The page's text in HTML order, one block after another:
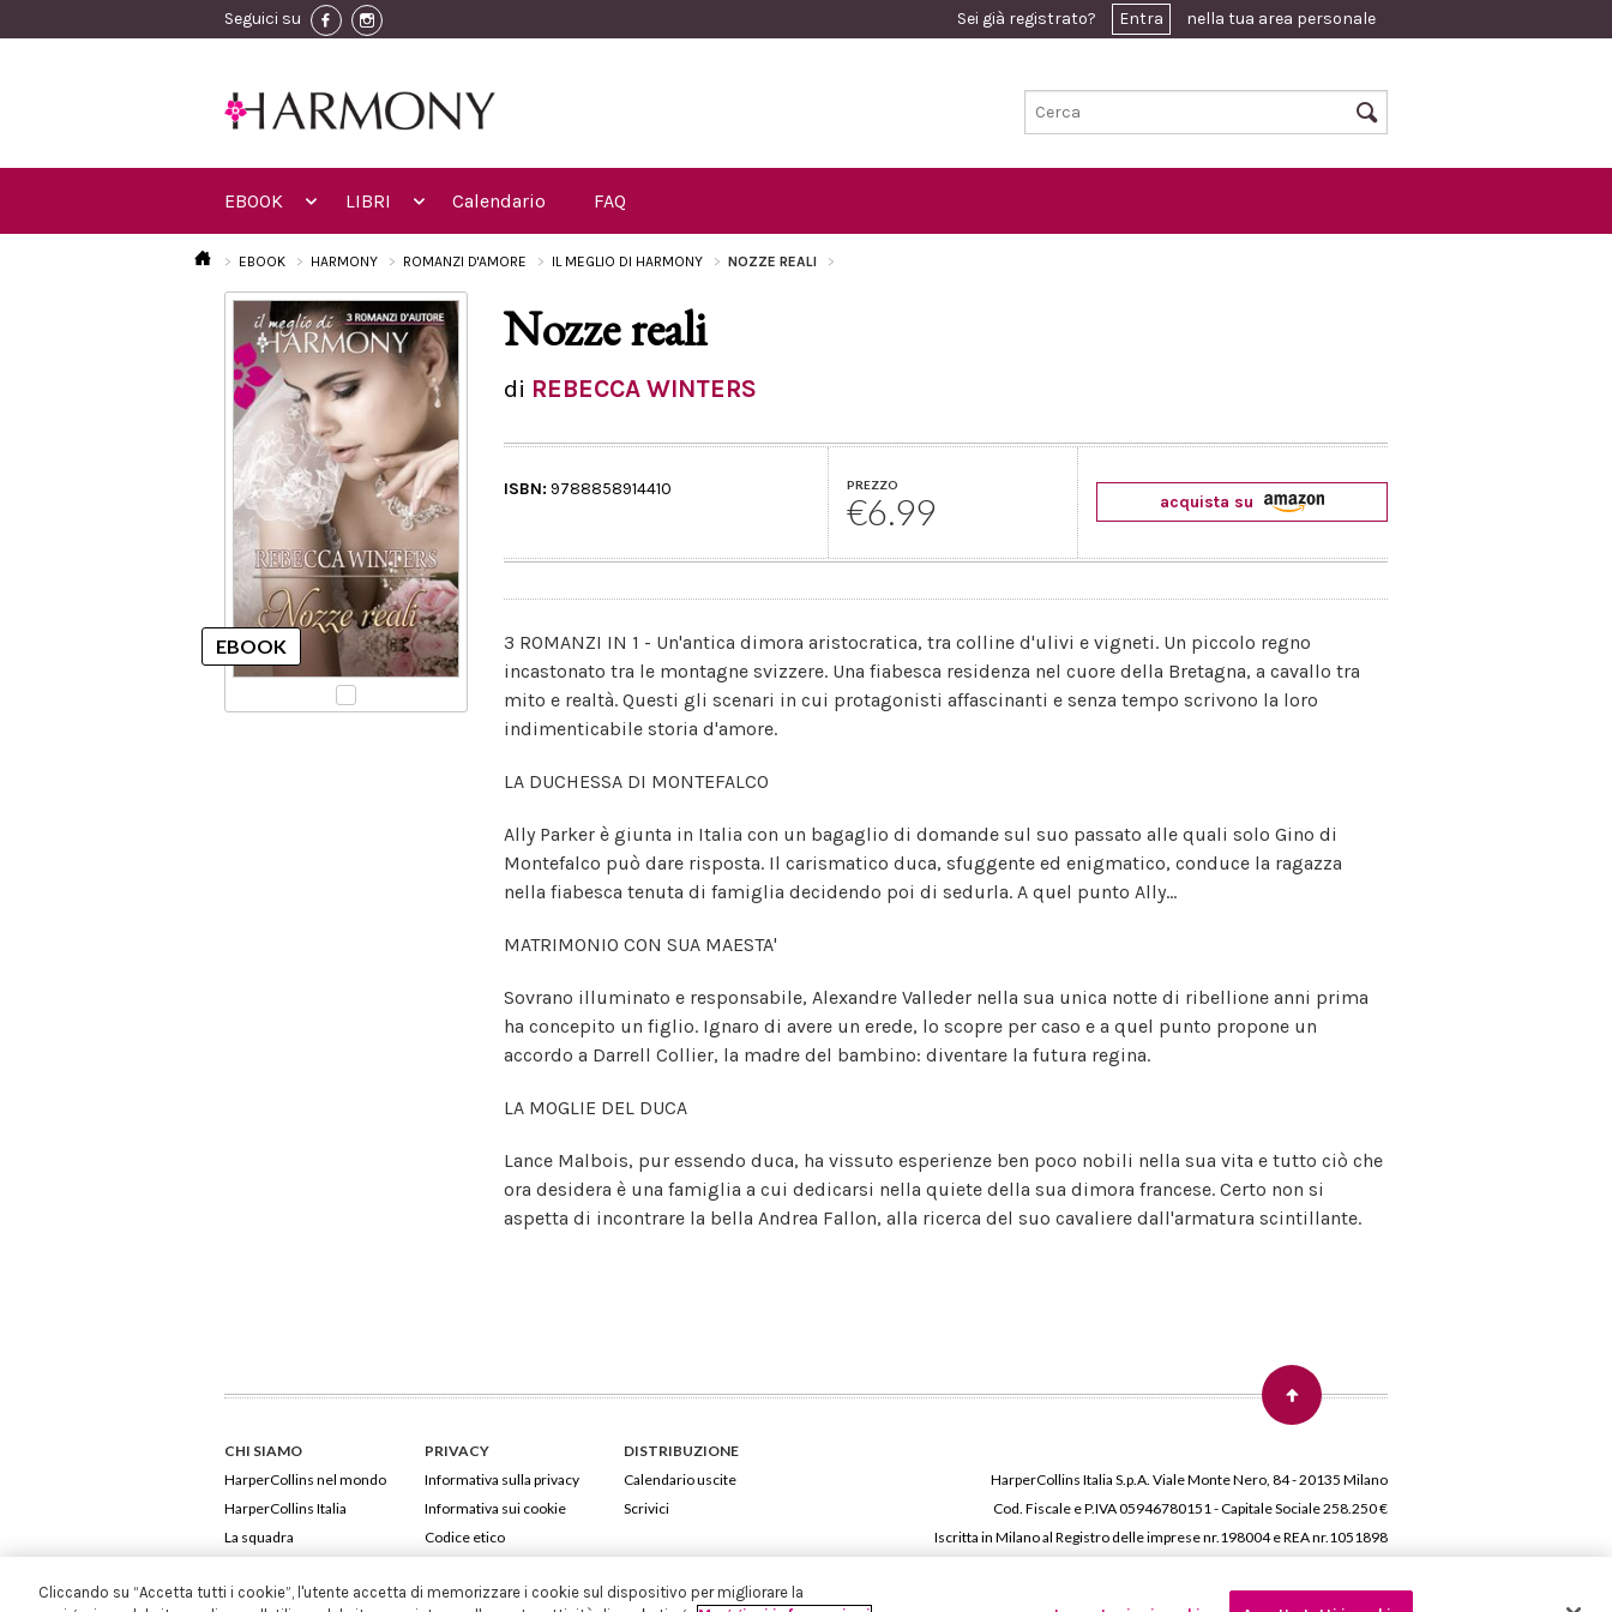
Seguici su Sei già registrato? Entra nella tua area personale
EBOOK LIBRI Calendario FAQ
EBOOK HARMONY ROMANZI D'AMORE IL MEGLIO DI HARMONY NOZZE REALI
Nozze reali
di REBECCA WINTERS
ISBN: 9788858914410 PREZZO
€6.99 acquista su
3 ROMANZI IN 1 - Un'antica dimora aristocratica, tra colline d'ulivi e vigneti. Un piccolo regno
incastonato tra le montagne svizzere. Una fiabesca residenza nel cuore della Bretagna, a cavallo tra
mito e realtà. Questi gli scenari in cui protagonisti affascinanti e senza tempo scrivono la loro
indimenticabile storia d'amore.
LA DUCHESSA DI MONTEFALCO
Ally Parker è giunta in Italia con un bagaglio di domande sul suo passato alle quali solo Gino di
Montefalco può dare risposta. Il carismatico duca, sfuggente ed enigmatico, conduce la ragazza
nella fiabesca tenuta di famiglia decidendo poi di sedurla. A quel punto Ally...
MATRIMONIO CON SUA MAESTA'
Sovrano illuminato e responsabile, Alexandre Valleder nella sua unica notte di ribellione anni prima
ha concepito un figlio. Ignaro di avere un erede, lo scopre per caso e a quel punto propone un
accordo a Darrell Collier, la madre del bambino: diventare la futura regina.
LA MOGLIE DEL DUCA
Lance Malbois, pur essendo duca, ha vissuto esperienze ben poco nobili nella sua vita e tutto ciò che
ora desidera è una famiglia a cui dedicarsi nella quiete della sua dimora francese. Certo non si
aspetta di incontrare la bella Andrea Fallon, alla ricerca del suo cavaliere dall'armatura scintillante.
CHI SIAMO
HarperCollins nel mondo
HarperCollins Italia
La squadra
PRIVACY
Informativa sulla privacy
Informativa sui cookie
Codice etico
DISTRIBUZIONE
Calendario uscite
Scrivici
HarperCollins Italia S.p.A. Viale Monte Nero, 84 - 20135 Milano
Cod. Fiscale e P.IVA 05946780151 - Capitale Sociale 258.250 €
Iscritta in Milano al Registro delle imprese nr.198004 e REA nr.1051898
Cliccando su “Accetta tutti i cookie”, l'utente accetta di memorizzare i cookie sul dispositivo per migliorare la